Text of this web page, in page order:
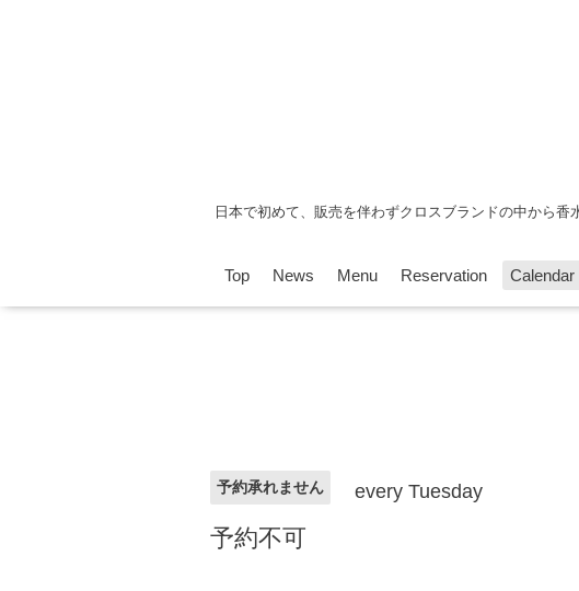
日本で初めて、販売を伴わずクロスブランドの中から
Top News Menu Reservation Calendar
予約承れません every Tuesday
予約不可